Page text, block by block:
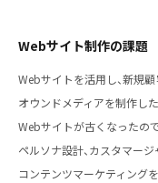
Webサイト制作の課題
Webサイトを活用し、新規
オウンドメディアを制作し
Webサイトが古くなったの
ペルソナ設計、カスタマー
コンテンツマーケティング